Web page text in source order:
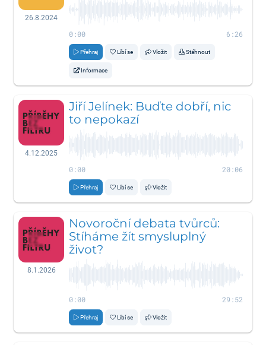
26.8.2024
0:00 6:26
Přehraj Líbí se Vložit Stáhnout
Informace
4.12.2025
Jiří Jelínek: Buďte dobří, nic
to nepokazí
0:00 20:06
Přehraj Líbí se Vložit
8.1.2026
Novoroční debata tvůrců:
Stíháme žít smysluplný
život?
0:00 29:52
Přehraj Líbí se Vložit